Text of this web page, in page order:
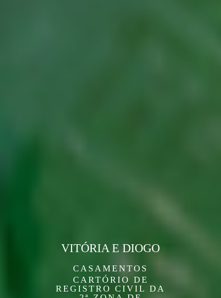
CASAMENTOS
CARTÓRIO DE
REGISTRO CIVIL DA
VITÓRIA E DIOGO